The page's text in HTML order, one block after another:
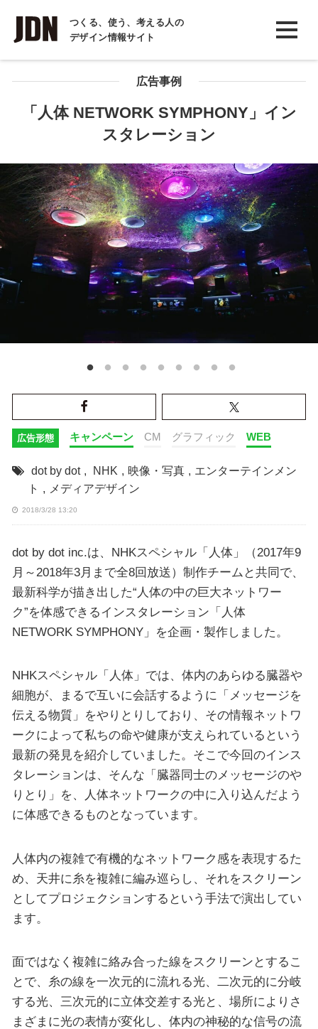
つくる、使う、考える人の
デザイン情報サイト
INTERVIEW
インタビュー
REPORT
COLUMN
広告事例
「人体 NETWORK SYMPHONY」イン
スタレーション
広告形態 キャンペーン CM グラフィック WEB
dot by dot , NHK , 映像・写真 , エンターテインメン
ト , メディアデザイン
2018/3/28 13:20
dot by dot inc.は、NHKスペシャル「人体」（2017年9
月～2018年3月まで全8回放送）制作チームと共同で、
最新科学が描き出した“人体の中の巨大ネットワー
ク”を体感できるインスタレーション「人体
NETWORK SYMPHONY」を企画・製作しました。
NHKスペシャル「人体」では、体内のあらゆる臓器や
細胞が、まるで互いに会話するように「メッセージを
伝える物質」をやりとりしており、その情報ネットワ
ークによって私ちの命や健康が支えられているという
最新の発見を紹介していました。そこで今回のインス
タレーションは、そんな「臓器同士のメッセージのや
りとり」を、人体ネットワークの中に入り込んだよう
に体感できるものとなっています。
人体内の複雑で有機的なネットワーク感を表現するた
め、天井に糸を複雑に編み巡らし、それをスクリーン
としてプロジェクションするという手法で演出してい
ます。
面ではなく複雑に絡み合った線をスクリーンとするこ
とで、糸の線を一次元的に流れる光、二次元的に分岐
する光、三次元的に立体交差する光と、場所によりさ
まざまに光の表情が変化し、体内の神秘的な信号の流